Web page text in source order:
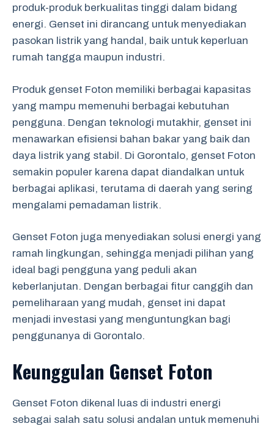
produk-produk berkualitas tinggi dalam bidang
energi. Genset ini dirancang untuk menyediakan
pasokan listrik yang handal, baik untuk keperluan
rumah tangga maupun industri.
Produk genset Foton memiliki berbagai kapasitas
yang mampu memenuhi berbagai kebutuhan
pengguna. Dengan teknologi mutakhir, genset ini
menawarkan efisiensi bahan bakar yang baik dan
daya listrik yang stabil. Di Gorontalo, genset Foton
semakin populer karena dapat diandalkan untuk
berbagai aplikasi, terutama di daerah yang sering
mengalami pemadaman listrik.
Genset Foton juga menyediakan solusi energi yang
ramah lingkungan, sehingga menjadi pilihan yang
ideal bagi pengguna yang peduli akan
keberlanjutan. Dengan berbagai fitur canggih dan
pemeliharaan yang mudah, genset ini dapat
menjadi investasi yang menguntungkan bagi
penggunanya di Gorontalo.
Keunggulan Genset Foton
Genset Foton dikenal luas di industri energi
sebagai salah satu solusi andalan untuk memenuhi